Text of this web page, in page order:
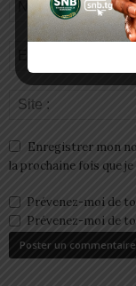
Enregistrer mon
la prochaine fois que
Prévenez-moi de
Prévenez-moi de